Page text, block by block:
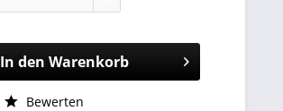
In den Warenkorb
Bewerten